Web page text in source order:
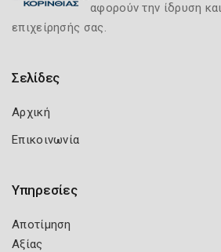
αφορούν την ίδρυση
επιχείρησής σας.
Σελίδες
Αρχική
Επικοινωνία
Υπηρεσίες
Αποτίμηση
Αξίας